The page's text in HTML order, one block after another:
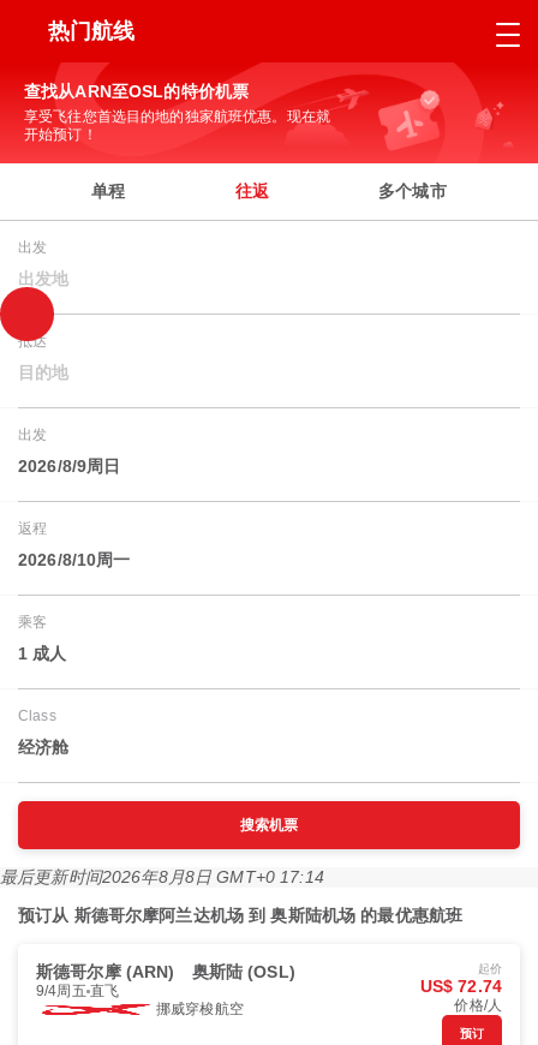
热门航线
查找从ARN至OSL的特价机票
享受飞往您首选目的地的独家航班优惠。现在就
开始预订！
单程 往返 多个城市
出发
出发地
抵达
目的地
出发
2026/8/9周日
返程
2026/8/10周一
乘客
1 成人
Class
经济舱
搜索机票
最后更新时间2026年8月8日 GMT+0 17:14
预订从 斯德哥尔摩阿兰达机场 到 奥斯陆机场 的最优惠航班
斯德哥尔摩 (ARN) 奥斯陆 (OSL)
9/4周五 直飞
挪威穿梭航空
起价
US$ 72.74
价格/人
预订